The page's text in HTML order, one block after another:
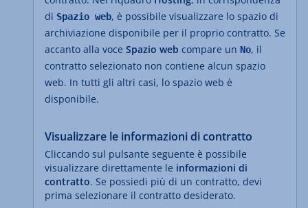
di Spazio web, è possibile visualizzare lo spazio di
archiviazione disponibile per il proprio contratto. Se
accanto alla voce Spazio web compare un No, il
contratto selezionato non contiene alcun spazio
web. In tutti gli altri casi, lo spazio web è
disponibile.
Visualizzare le informazioni di contratto
Cliccando sul pulsante seguente è possibile
visualizzare direttamente le informazioni di
contratto. Se possiedi più di un contratto, devi
prima selezionare il contratto desiderato.